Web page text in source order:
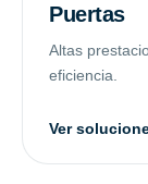
Puertas
Altas
eficiencia.
Ver